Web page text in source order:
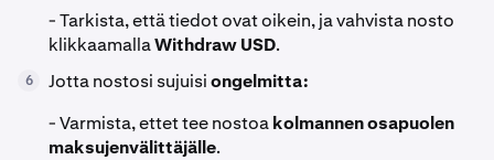
- Tarkista, että tiedot ovat oikein, ja vahvista nosto
klikkaamallaWithdraw USD.
6 Jotta nostosi sujuisiongelmitta:
- Varmista, ettet tee nostoakolmannen osapuolen
maksujenvälittäjälle.